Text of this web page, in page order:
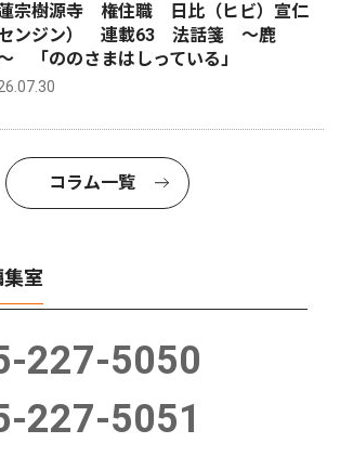
宗樹源寺 権住職 日比（ヒビ）宣仁
センジン） 連載63 法話箋 〜鹿
「ののさまはしっている」
コラム一覧
室
227-5050
227-5051